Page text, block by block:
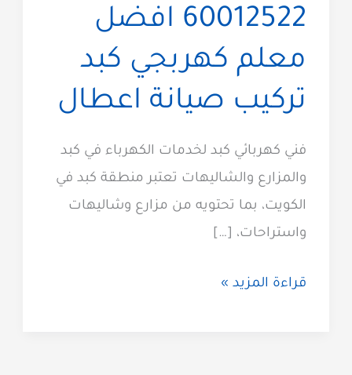
60012522 افضل
معلم كهربجي كبد
تركيب صيانة اعطال
فني كهربائي كبد لخدمات الكهرباء في كبد
والمزارع والشاليهات تعتبر منطقة كبد في
الكويت، بما تحتويه من مزارع وشاليهات
واستراحات، […]
فني
قراءة المزيد »